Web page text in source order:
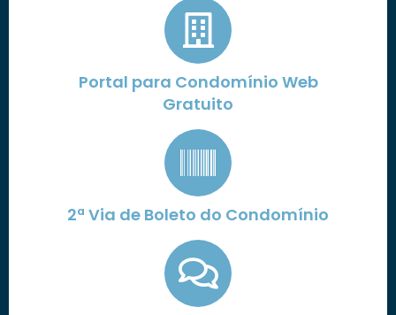
Portal para Condomínio Web
Gratuito
2ª Via de Boleto do Condomínio